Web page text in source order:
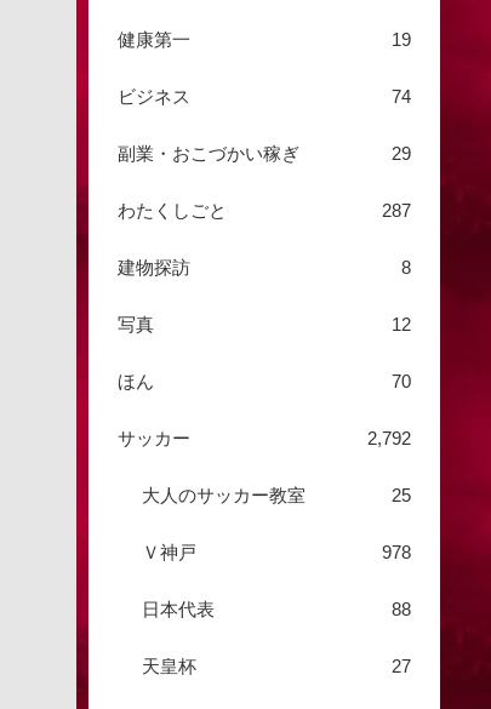
健康第一 19
ビジネス 74
副業・おこづかい稼ぎ 29
わたくしごと 287
建物探訪 8
写真 12
ほん 70
サッカー 2,792
大人のサッカー教室 25
Ｖ神戸 978
日本代表 88
天皇杯 27